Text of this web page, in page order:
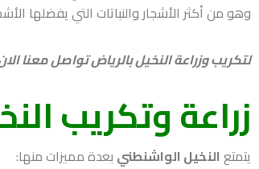
وهو من أكثر الأشجار والنباتات التي يفضلها
لتكريب وزراعة النخيل بالرياض تواصل معنا
زراعة وتكريب
يتمتع النخيل الواشنطني بعدة مميزات منها: